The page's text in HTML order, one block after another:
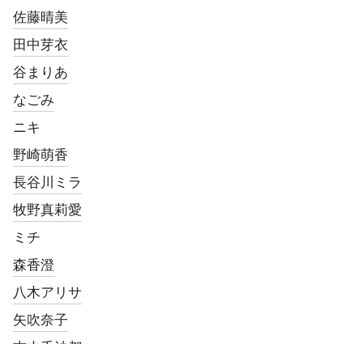
佐藤晴美
田中芽衣
谷まりあ
なごみ
ニキ
野崎萌香
長谷川ミラ
牧野真莉愛
ミチ
森香澄
八木アリサ
矢吹奈子